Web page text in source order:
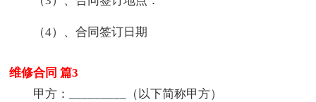
（4）、合同签订日期
维修合同 篇3
甲方：_________（以下简称甲方）